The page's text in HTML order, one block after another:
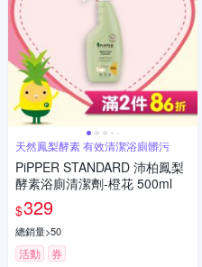
天然鳳梨酵素 有效清潔浴廁髒污
PiPPER STANDARD 沛柏鳳梨
酵素浴廁清潔劑-橙花 500ml
$329
總銷量>50
活動 券